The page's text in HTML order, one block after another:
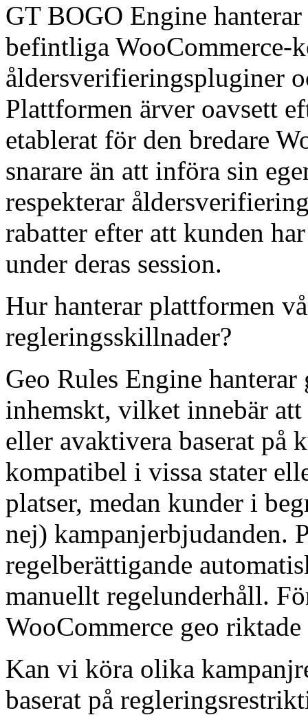
GT BOGO Engine
befintliga
åldersverifieringspluginer
Plattformen ärver oavsett
etablerat för den bredare
snarare än att införa sin
respekterar
rabatter efter att kunden
under deras session.
Hur hanterar plattformen
regleringsskillnader?
Geo Rules Engine
inhemskt, vilket innebär
eller avaktivera baserat på
kompatibel i vissa stater
platser, medan kunder i
nej) kampanjerbjudanden.
regelberättigande
manuellt regelunderhåll.
WooCommerce geo
Kan vi köra olika
baserat på